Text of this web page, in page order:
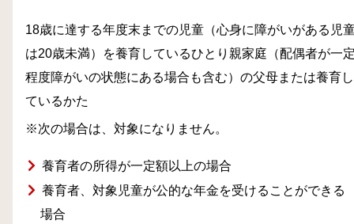
18歳に達する年度末までの児童（心身に障がいがある児
は20歳未満）を養育しているひとり親家庭（配偶者が一
程度障がいの状態にある場合も含む）の父母または養育し
ているかた
※次の場合は、対象になりません。
養育者の所得が一定額以上の場合
養育者、対象児童が公的な年金を受けることができる
場合